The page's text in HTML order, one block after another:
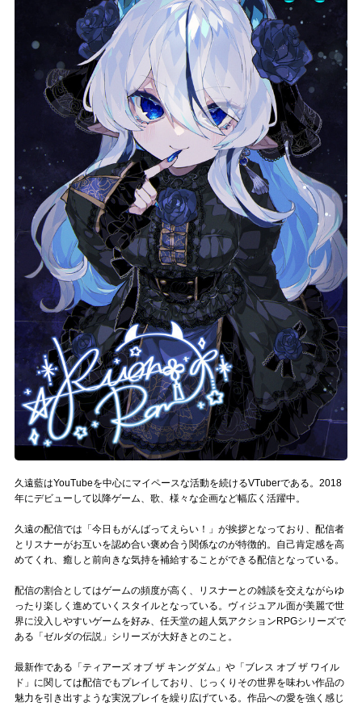
muevoクラウドファンディング
muevoコミュニティ
ぶいクラ！by muevo
ぶいコミュ！by muevo
ぶいマガ！ by muevo
Follow us
Official SNS
久遠藍はYouTubeを中心にマイペースな活動を続けるVTuberである。2018
年にデビューして以降ゲーム、歌、様々な企画など幅広く活躍中。
久遠の配信では「今日もがんばってえらい！」が挨拶となっており、配信者
とリスナーがお互いを認め合い褒め合う関係なのが特徴的。自己肯定感を高
めてくれ、癒しと前向きな気持を補給することができる配信となっている。
配信の割合としてはゲームの頻度が高く、リスナーとの雑談を交えながらゆ
ったり楽しく進めていくスタイルとなっている。ヴィジュアル面が美麗で世
界に没入しやすいゲームを好み、任天堂の超人気アクションRPGシリーズで
ある「ゼルダの伝説」シリーズが大好きとのこと。
最新作である「ティアーズ オブ ザ キングダム」や「ブレス オブ ザ ワイル
ド」に関しては配信でもプレイしており、じっくりその世界を味わい作品の
魅力を引き出すような実況プレイを繰り広げている。作品への愛を強く感じ